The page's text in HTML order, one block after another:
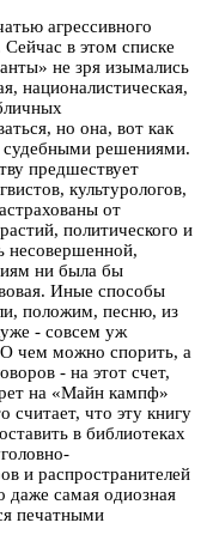
агрессивного
в этом списке
не зря изымались
националистическая,
но она, вот как
судебными решениями.
предшествует
культурологов,
от
политического и
несовершенной,
ни была бы
Иные способы
положим, песню, из
- совсем уж
О чем можно спорить, а
- на этот счет,
на «Майн кампф»
считает, что эту книгу
в библиотеках
и распространителей
даже самая одиозная
печатными